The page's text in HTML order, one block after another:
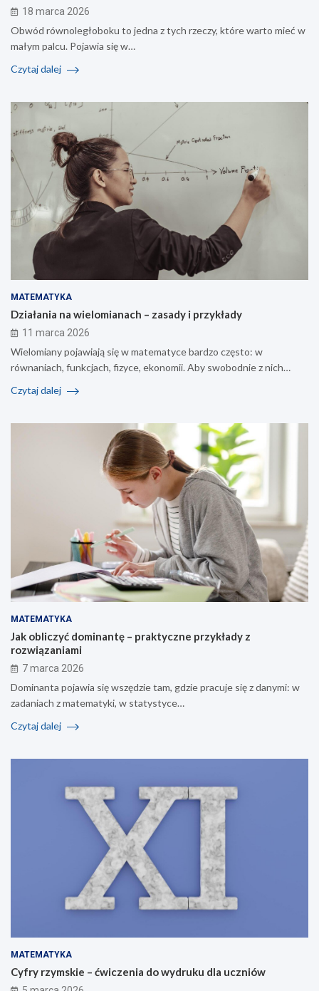
18 marca 2026
Obwód równoległoboku to jedna z tych rzeczy, które warto mieć w
małym palcu. Pojawia się w…
Czytaj dalej
MATEMATYKA
Działania na wielomianach – zasady i przykłady
11 marca 2026
Wielomiany pojawiają się w matematyce bardzo często: w
równaniach, funkcjach, fizyce, ekonomii. Aby swobodnie z nich…
Czytaj dalej
MATEMATYKA
Jak obliczyć dominantę – praktyczne przykłady z
rozwiązaniami
7 marca 2026
Dominanta pojawia się wszędzie tam, gdzie pracuje się z danymi: w
zadaniach z matematyki, w statystyce…
Czytaj dalej
MATEMATYKA
Cyfry rzymskie – ćwiczenia do wydruku dla uczniów